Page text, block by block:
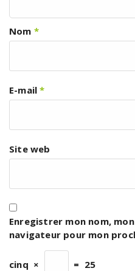
Nom *
E-mail*
Site web
Enregistrer mon nom,
navigateur pour mon
cinq × = 25